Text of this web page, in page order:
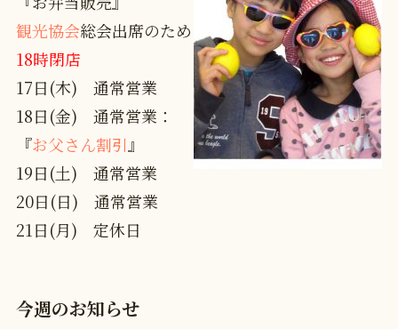
観光協会総会出席のため
18時閉店
17日(木) 通常営業
18日(金) 通常営業：
『お父さん割引』
19日(土) 通常営業
20日(日) 通常営業
21日(月) 定休日
今週のお知らせ